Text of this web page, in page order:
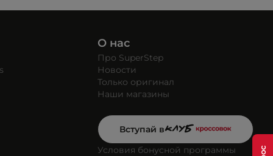
О нас
Про SuperStep
Новости
Только оригинал
Наши магазины
Вступай в
Условия бонусной программы